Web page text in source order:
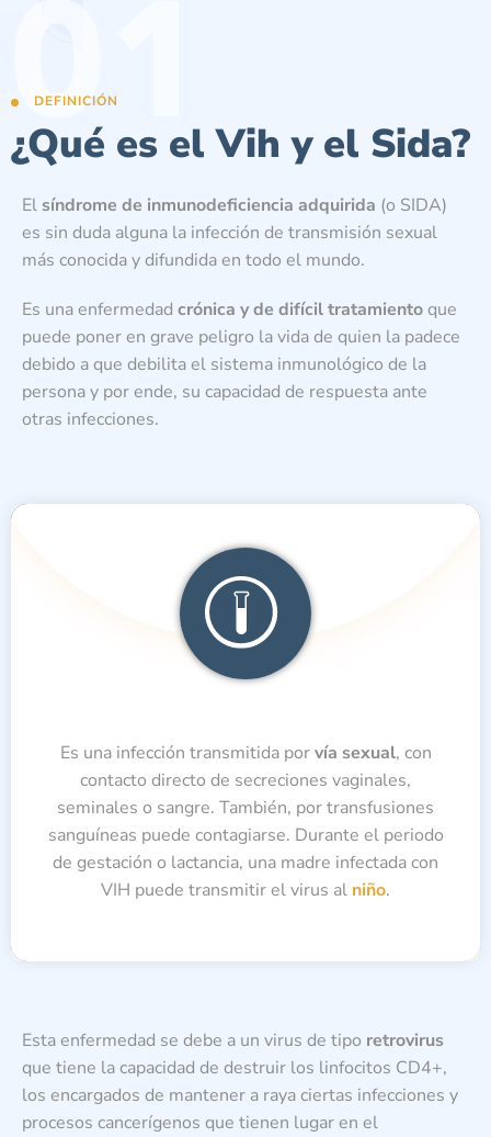
DEFINICIÓN
¿Qué es el Vih y el Sida?
El síndrome de inmunodeficiencia adquirida (o SIDA)
es sin duda alguna la infección de transmisión sexual
más conocida y difundida en todo el mundo.
Es una enfermedad crónica y de difícil tratamientoque
puede poner en grave peligro la vida de quien la padece
debido a que debilita el sistema inmunológico de la
persona y por ende, su capacidad de respuesta ante
otras infecciones.
Es una infección transmitida porvía sexual, con
contacto directo de secreciones vaginales,
seminales o sangre. También, por transfusiones
sanguíneas puede contagiarse. Durante el periodo
de gestación o lactancia, una madre infectada con
VIH puede transmitir el virus al niño.
Esta enfermedad se debe a un virus de tipo retrovirus
que tiene la capacidad de destruir los linfocitos CD4+,
los encargados de mantener a raya ciertas infecciones y
procesos cancerígenos que tienen lugar en el